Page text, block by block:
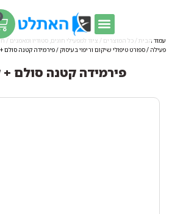
עמוד הבית / כל המוצרים / ציוד למפעילי חוגים, סטודיו ומאמנים /
פעילה /ספורט טיפולי שיקום וריפוי בעיסוק/ פירמידה קטנה סולם +
פירמידה קטנה סולם +